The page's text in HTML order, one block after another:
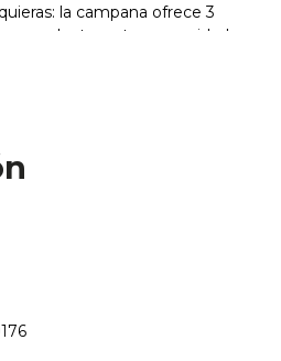
la campana ofrece 3
se adaptan a tus necesidades y
acelera la intensidad de
desean resultados inmediatos.
la campana extractora contiene
luces LED para indicar que
e iluminación Bluelit que
del humo como de la